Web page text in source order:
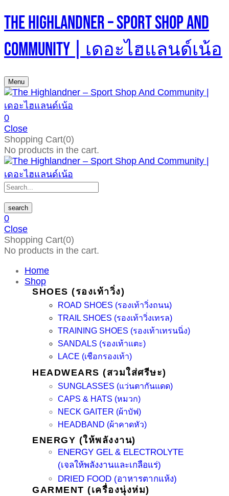
The Highlandner – Sport Shop And
Community | เดอะไฮแลนด์เน้อ
Menu
0
Close
Shopping Cart(0)
No products in the cart.
search
0
Close
Shopping Cart(0)
No products in the cart.
Home
Shop
SHOES (รองเท้าวิ่ง)
ROAD SHOES (รองเท้าวิ่งถนน)
TRAIL SHOES (รองเท้าวิ่งเทรล)
TRAINING SHOES (รองเท้าเทรนนิ่ง)
SANDALS (รองเท้าแตะ)
LACE (เชือกรองเท้า)
HEADWEARS (สวมใส่ศรีษะ)
SUNGLASSES (แว่นตากันแดด)
CAPS & HATS (หมวก)
NECK GAITER (ผ้าบัฟ)
HEADBAND (ผ้าคาดหัว)
ENERGY (ให้พลังงาน)
ENERGY GEL & ELECTROLYTE
(เจลให้พลังงานและเกลือแร่)
DRIED FOOD (อาหารตากแห้ง)
GARMENT (เครื่องนุ่งห่ม)